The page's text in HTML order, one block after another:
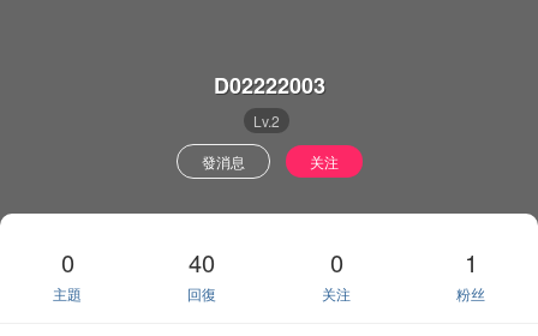
D02222003
Lv.2
發消息
关注
0
主題
40
回復
0
关注
1
粉丝